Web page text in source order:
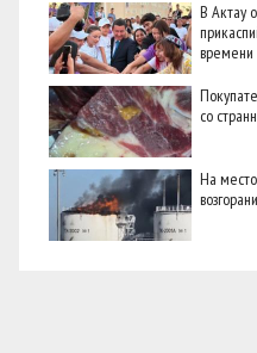
В Актау
времени
со
На